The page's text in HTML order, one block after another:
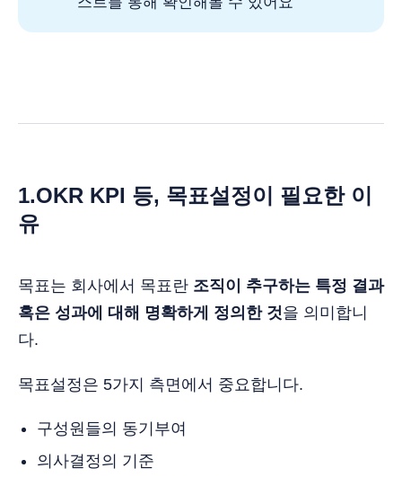
1.OKR KPI 등, 목표설정이 필요한 이
유
목표는 회사에서 목표란 조직이 추구하는 특정 결과
혹은 성과에 대해 명확하게 정의한 것을 의미합니
다.
목표설정은 5가지 측면에서 중요합니다.
구성원들의 동기부여
의사결정의 기준